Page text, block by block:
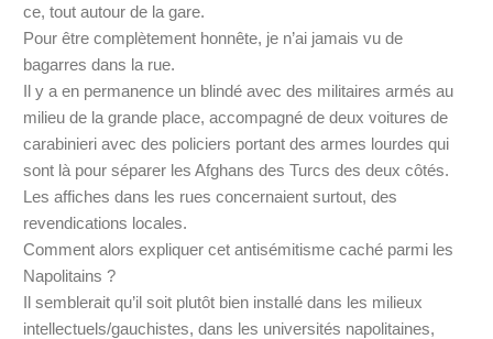
ce, tout autour de la gare.
Pour être complètement honnête, je n’ai jamais vu de
bagarres dans la rue.
Il y a en permanence un blindé avec des militaires armés au
milieu de la grande place, accompagné de deux voitures de
carabinieri avec des policiers portant des armes lourdes qui
sont là pour séparer les Afghans des Turcs des deux côtés.
Les affiches dans les rues concernaient surtout, des
revendications locales.
Comment alors expliquer cet antisémitisme caché parmi les
Napolitains ?
Il semblerait qu’il soit plutôt bien installé dans les milieux
intellectuels/gauchistes, dans les universités napolitaines,